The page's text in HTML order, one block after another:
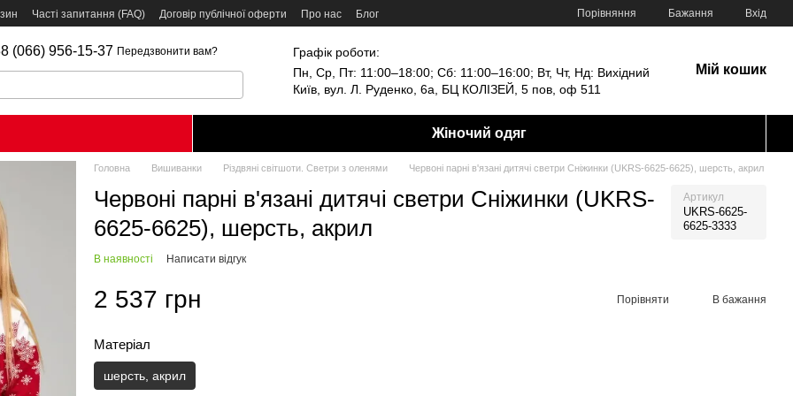
Часті запитання (FAQ) Договір публічної оферти Про нас Блог Порівняння Бажання Вхід
(066) 956-15-37 Передзвонити вам?
Графік роботи:
Пн, Ср, Пт: 11:00–18:00; Сб: 11:00–16:00; Вт, Чт, Нд: Вихідний
Київ, вул. Л. Руденко, 6а, БЦ КОЛІЗЕЙ, 5 пов, оф 511
Мій кошик
Жіночий одяг
Головна Вишиванки Різдвяні світшоти. Светри з оленями Червоні парні в'язані дитячі светри Сніжинки (UKRS-6625-6625), шерсть, акрил
Червоні парні в'язані дитячі светри Сніжинки (UKRS-
6625-6625), шерсть, акрил
Артикул
UKRS-6625-
6625-3333
В наявності Написати відгук
2 537 грн Порівняти В бажання
Матеріал
шерсть, акрил